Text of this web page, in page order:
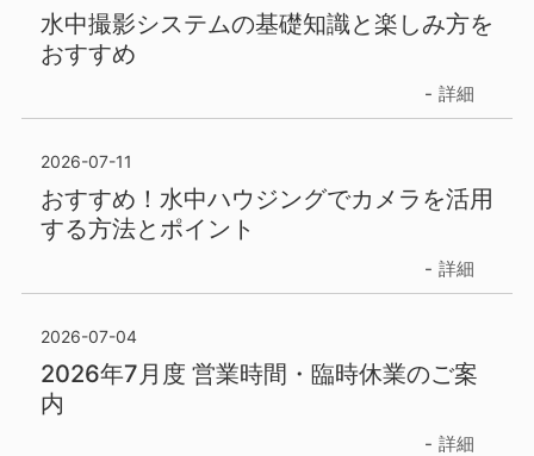
水中撮影システムの基礎知識と楽しみ方を
おすすめ
詳細
2026-07-11
おすすめ！水中ハウジングでカメラを活用
する方法とポイント
詳細
2026-07-04
2026年7月度 営業時間・臨時休業のご案
内
詳細